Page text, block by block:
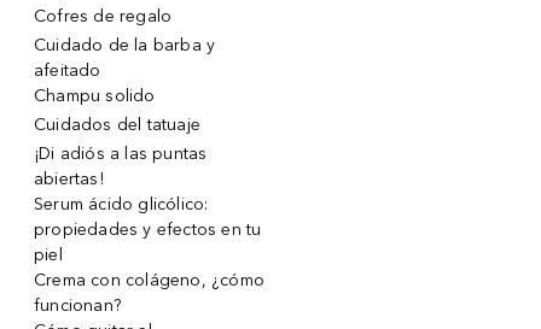
Cofres de regalo
Cuidado de la barba y
afeitado
Champu solido
Cuidados del tatuaje
¡Di adiós a las puntas
abiertas!
Serum ácido glicólico:
propiedades y efectos en tu
piel
Crema con colágeno, ¿cómo
funcionan?